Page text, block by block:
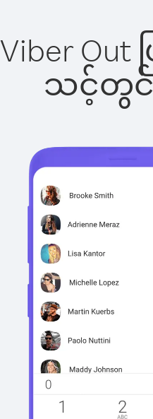
Viber
သင့်တွင်